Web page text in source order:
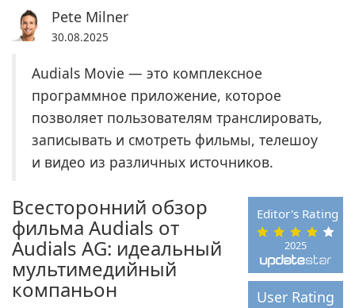
Pete Milner
30.08.2025
Audials Movie — это комплексное
программное приложение, которое
позволяет пользователям транслировать,
записывать и смотреть фильмы, телешоу
и видео из различных источников.
2025
Editor's Rating
User Rating
Всесторонний обзор
фильма Audials от
Audials AG: идеальный
мультимедийный
компаньон